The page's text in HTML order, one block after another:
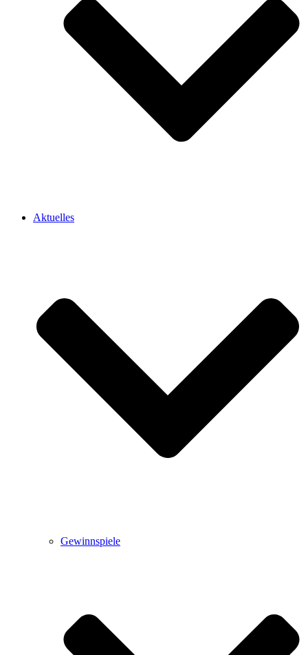
Aktuelles
Gewinnspiele